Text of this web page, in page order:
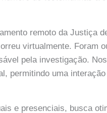
remoto da Justiça
virtualmente. Foram
pela investigação.
permitindo uma
e presenciais, busca